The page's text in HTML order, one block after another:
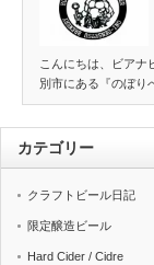
こんにちは、ビアナ
別市にある『のぼり
カテゴリー
クラフトビール日記
限定醸造ビール
Hard Cider / Cidre